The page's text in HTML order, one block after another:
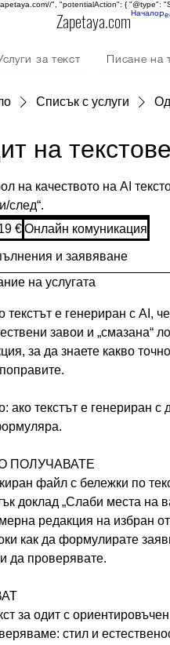
", "potentialAction": {
Zapetaya.comНачало
за текст Писане на
Списък с услуги
на
на качеството на AI
след“.
€Онлайн комуникация
и заявяване
на услугата
текстът е генериран с AI,
завои и „смазана“
за да знаете какво
ако текстът е генериран
ПОЛУЧАВАТЕ
файл с бележки по
доклад „Слаби места на
редакция на избран
как да формулирате
да проверявате.
за одит с
стил и